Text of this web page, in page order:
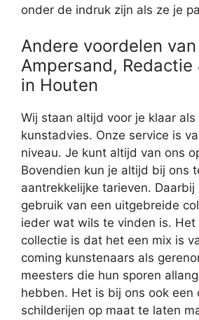
onder de indruk zijn als ze je
Andere voordelen van
Ampersand, Redactie
in Houten
Wij staan altijd voor je klaar
kunstadvies. Onze service is
niveau. Je kunt altijd van ons
Bovendien kun je altijd bij ons
aantrekkelijke tarieven. Daarbij
gebruik van een uitgebreide
ieder wat wils te vinden is. Het
collectie is dat het een mix is
coming kunstenaars als
meesters die hun sporen
hebben. Het is bij ons ook een
schilderijen op maat te laten